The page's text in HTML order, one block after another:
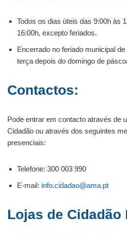
Todos os dias úteis das 9:00h às
16:00h, excepto feriados.
Encerrado no feriado municipal
terça depois do domingo de
Contactos:
Pode entrar em contacto através de
Cidadão ou através dos seguintes
presenciais:
Telefone: 300 003 990
E-mail: info.cidadao@ama.pt
Lojas de Cidadão